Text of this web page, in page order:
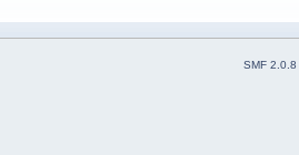
SMF 2.0.8